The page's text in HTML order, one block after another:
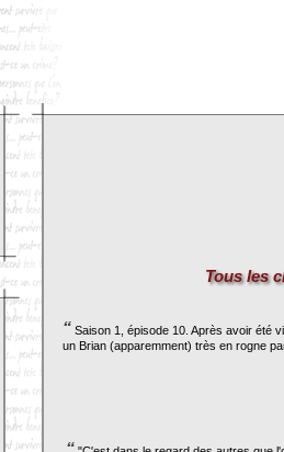
Tous les
“ Saison 1, épisode 10. Après avoir été
un Brian (apparemment) très en rogne